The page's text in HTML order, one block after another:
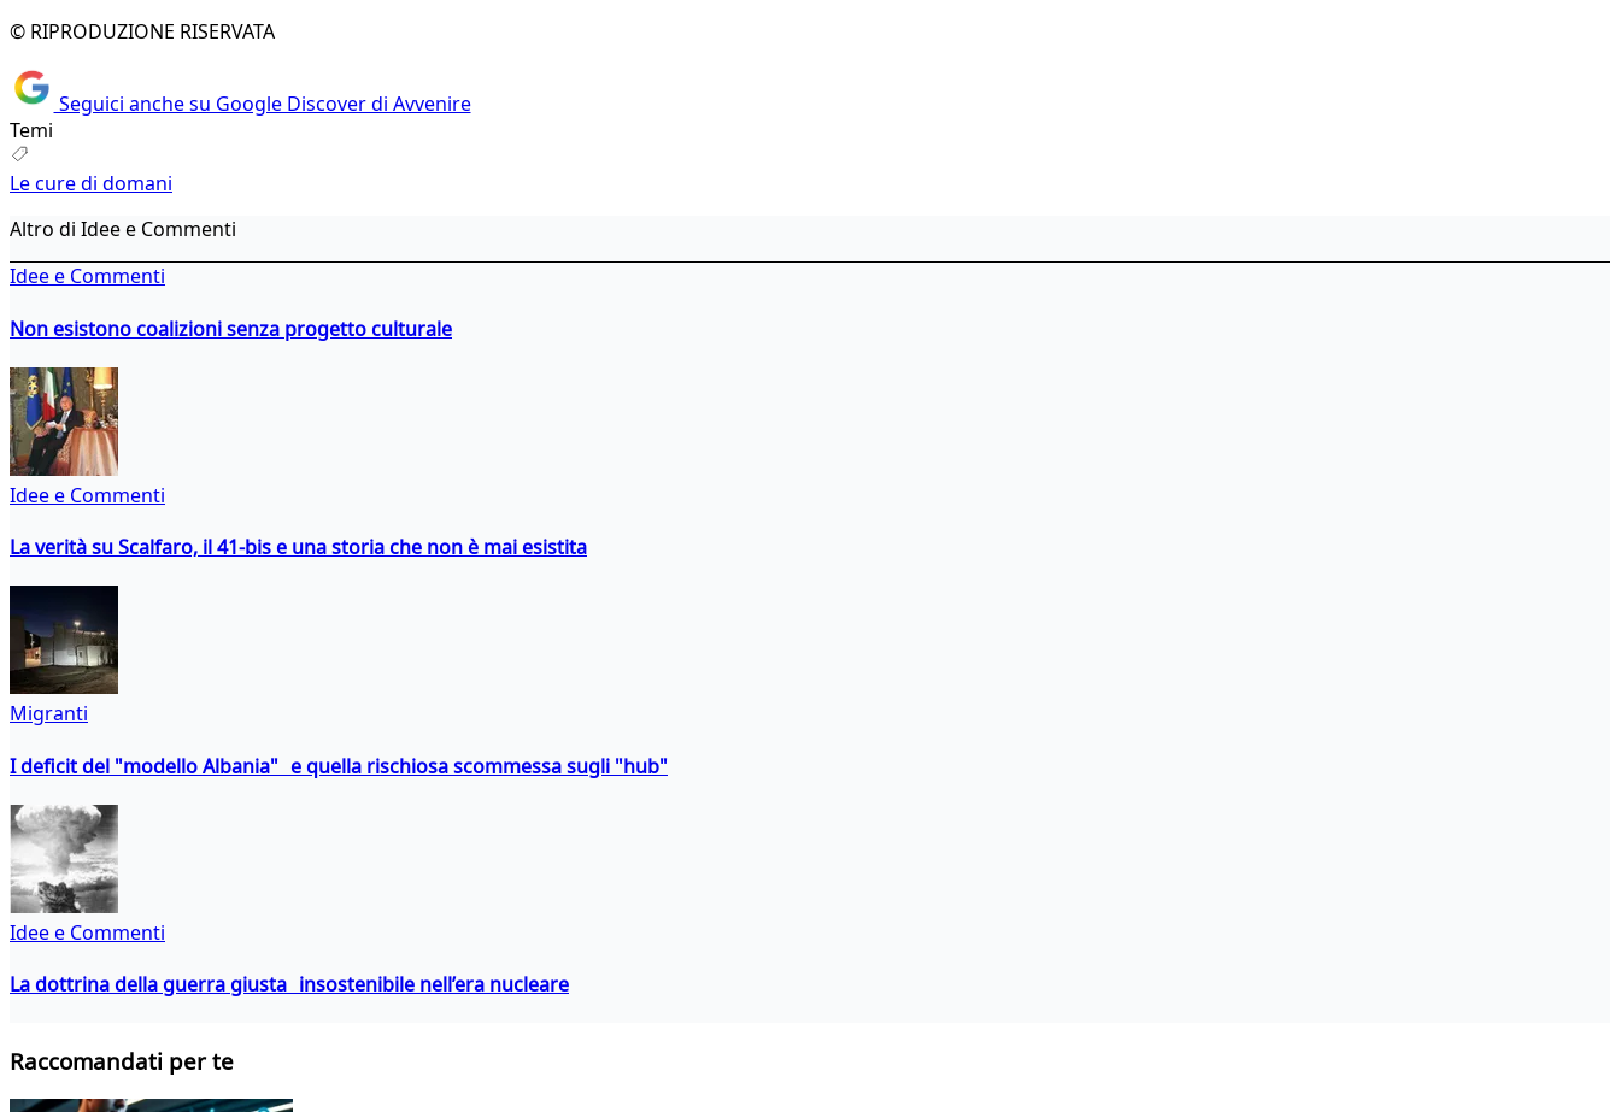
© RIPRODUZIONE RISERVATA
Seguici anche su Google Discover di Avvenire
Temi
Le cure di domani
Altro di Idee e Commenti
Idee e Commenti
Non esistono coalizioni senza progetto culturale
Idee e Commenti
La verità su Scalfaro, il 41-bis e una storia che non è mai esistita
Migranti
I deficit del "modello Albania" e quella rischiosa scommessa sugli "hub"
Idee e Commenti
La dottrina della guerra giusta insostenibile nell’era nucleare
Raccomandati per te